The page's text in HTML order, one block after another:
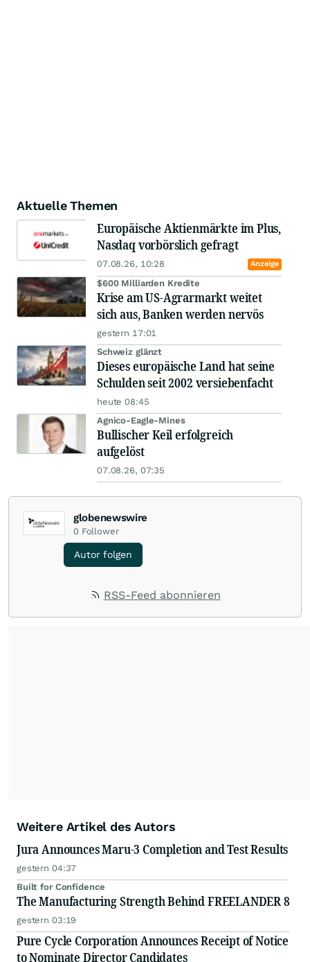
Aktuelle Themen
Europäische Aktienmärkte im Plus,
Nasdaq vorbörslich gefragt
07.08.26, 10:28 Anzeige
$600 Milliarden Kredite
Krise am US-Agrarmarkt weitet
sich aus, Banken werden nervös
gestern 17:01
Schweiz glänzt
Dieses europäische Land hat seine
Schulden seit 2002 versiebenfacht
heute 08:45
Agnico-Eagle-Mines
Bullischer Keil erfolgreich
aufgelöst
07.08.26, 07:35
globenewswire
0 Follower
Autor folgen
RSS-Feed abonnieren
Weitere Artikel des Autors
Jura Announces Maru-3 Completion and Test Results
gestern 04:37
Built for Confidence
The Manufacturing Strength Behind FREELANDER 8
gestern 03:19
Pure Cycle Corporation Announces Receipt of Notice
to Nominate Director Candidates